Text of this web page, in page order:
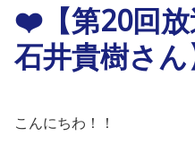
❤️【第20回
石井貴樹さん
こんにちわ！！